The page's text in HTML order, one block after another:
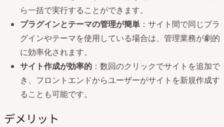
ら一括で実行することができます。
プラグインとテーマの管理が簡単 ：サイト間で同じプラ
グインやテーマを使用している場合は、管理業務が劇的
に効率化されます。
サイト作成が効率的 ：数回のクリックでサイトを追加で
き、フロントエンドからユーザーがサイトを新規作成す
ることも可能です。
デメリット